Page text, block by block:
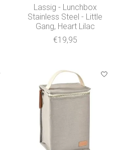
Lassig - Lunchbox
Stainless Steel - Little
Gang, Heart Lilac
€19,95